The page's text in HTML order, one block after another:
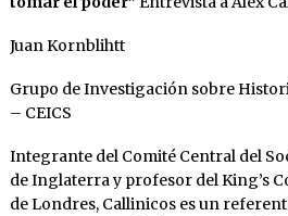
Juan Kornblihtt
Grupo de Investigación sobre
– CEICS
Integrante del Comité Central del
de Inglaterra y profesor del King’s
de Londres, Callinicos es un